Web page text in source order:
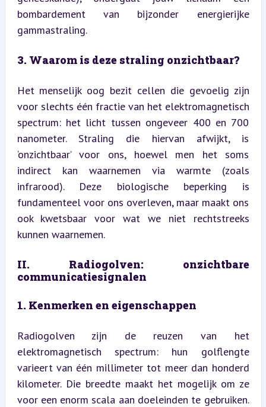
bombardement van bijzonder energierijke
gammastraling.
3. Waarom is deze straling onzichtbaar?
Het menselijk oog bezit cellen die gevoelig zijn
voor slechts één fractie van het elektromagnetisch
spectrum: het licht tussen ongeveer 400 en 700
nanometer. Straling die hiervan afwijkt, is
‘onzichtbaar’ voor ons, hoewel men het soms
indirect kan waarnemen via warmte (zoals
infrarood). Deze biologische beperking is
fundamenteel voor ons overleven, maar maakt ons
ook kwetsbaar voor wat we niet rechtstreeks
kunnen waarnemen.
II. Radiogolven: onzichtbare
communicatiesignalen
1. Kenmerken en eigenschappen
Radiogolven zijn de reuzen van het
elektromagnetisch spectrum: hun golflengte
varieert van één millimeter tot meer dan honderd
kilometer. Die breedte maakt het mogelijk om ze
voor een enorm scala aan doeleinden te gebruiken.